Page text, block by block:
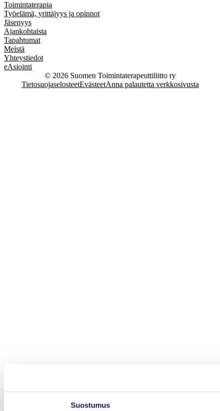
Suostumus
Toimintaterapia
Työelämä, yrittäjyys ja opinnot
Jäsenyys
Ajankohtaista
Tapahtumat
Meistä
Yhteystiedot
eAsiointi
© 2026 Suomen Toimintaterapeuttiliitto ry
TietosuojaselosteetEvästeetAnna palautetta verkkosivusta